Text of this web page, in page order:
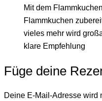
Mit dem
Flammkuchen
vieles mehr wird
klare Empfehlung
Füge deine
Deine E-Mail-Adresse wird